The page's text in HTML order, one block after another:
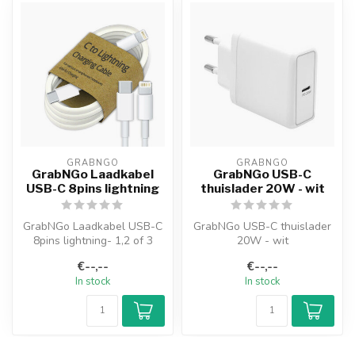
GRABNGO
GrabNGo Laadkabel
USB-C 8pins lightning
GrabNGo Laadkabel USB-C
8pins lightning- 1,2 of 3
€--,--
In stock
GRABNGO
GrabNGo USB-C
thuislader 20W - wit
GrabNGo USB-C thuislader
20W - wit
€--,--
In stock